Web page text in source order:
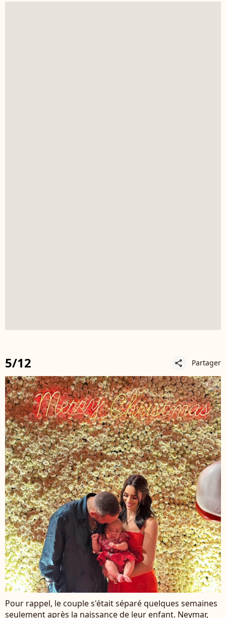
5/12 share Partager
Pour rappel, le couple s'était séparé quelques semaines
seulement après la naissance de leur enfant. Neymar,